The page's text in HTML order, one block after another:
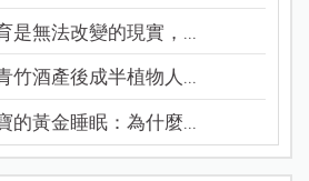
是無法改變的現實，...
竹酒產後成半植物人...
的黃金睡眠：為什麼...